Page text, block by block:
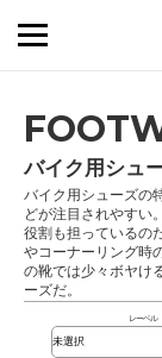
バイク用シュ
バイク用シューズの
どが注目されやすい
役割も担っているの
やコーナーリング時
の靴では少々ボヤけ
ーズだ。
レーベル